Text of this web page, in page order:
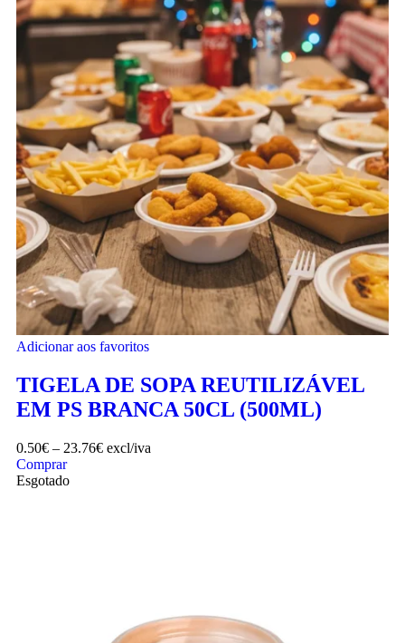
Adicionar aos favoritos
TIGELA DE SOPA REUTILIZÁVEL
EM PS BRANCA 50CL (500ML)
0.50€ – 23.76€ excl/iva
Comprar
Esgotado